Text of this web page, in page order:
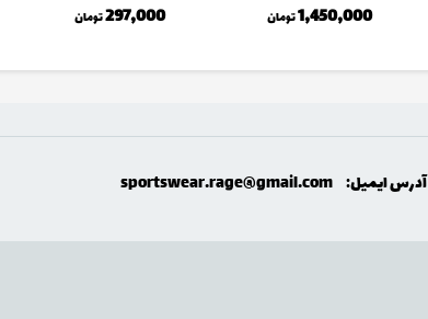
1,450,000تومان 297,000تومان
آدرس ایمیل: sportswear.rage@gmail.com